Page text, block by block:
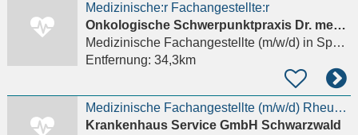
Medizinische:r Fachangestellte:r
Onkologische Schwerpunktpraxis Dr. med. J. Franz-Werner und Dr. med. H.P. Feuste
Medizinische Fachangestellte (m/w/d)in Speyer
Entfernung: 34,3km
Medizinische Fachangestellte (m/w/d) Rheumatologie
Krankenhaus Service GmbH Schwarzwald